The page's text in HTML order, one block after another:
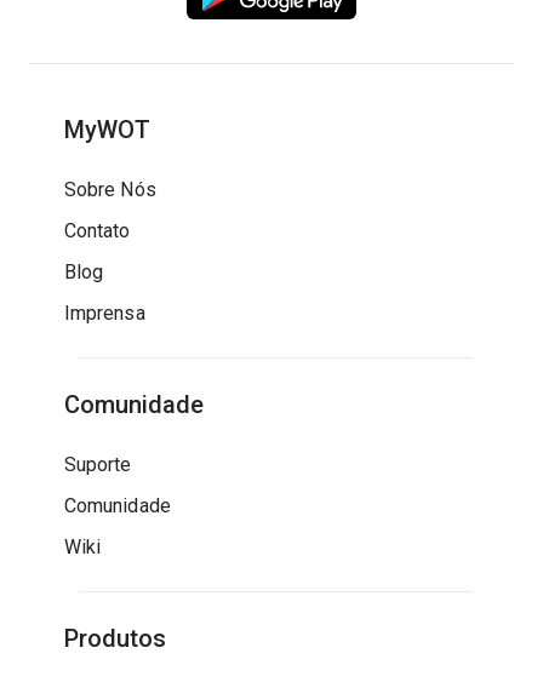
MyWOT
Sobre Nós
Contato
Blog
Imprensa
Comunidade
Suporte
Comunidade
Wiki
Produtos